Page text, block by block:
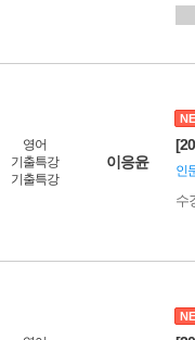
영어
기출특강
기출특강
이응윤 인
수